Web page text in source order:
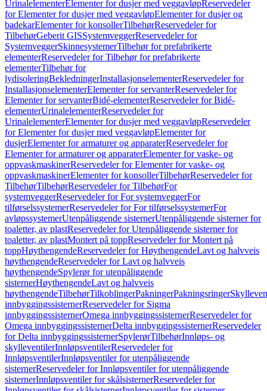
UrinalelementerElementer for dusjer med veggavløpReservedeler
for Elementer for dusjer med veggavløpElementer for dusjer og
badekarElementer for konsollerTilbehørReservedeler for
TilbehørGeberit GISSystemveggerReservedeler for
SystemveggerSkinnesystemerTilbehør for prefabrikerte
elementerReservedeler for Tilbehør for prefabrikerte
elementerTilbehør for
lydisoleringBekledningerInstallasjonselementerReservedeler for
InstallasjonselementerElementer for servanterReservedeler for
Elementer for servanterBidé-elementerReservedeler for Bidé-
elementerUrinalelementerReservedeler for
UrinalelementerElementer for dusjer med veggavløpReservedeler
for Elementer for dusjer med veggavløpElementer for
dusjerElementer for armaturer og apparaterReservedeler for
Elementer for armaturer og apparaterElementer for vaske- og
oppvaskmaskinerReservedeler for Elementer for vaske- og
oppvaskmaskinerElementer for konsollerTilbehørReservedeler for
TilbehørTilbehørReservedeler for TilbehørFor
systemveggerReservedeler for For systemveggerFor
tilførselssystemerReservedeler for For tilførselssystemerFor
avløpssystemerUtenpåliggende sisternerUtenpåliggende sisterner for
toaletter, av plastReservedeler for Utenpåliggende sisterner for
toaletter, av plastMontert på toppReservedeler for Montert på
toppHøythengendeReservedeler for HøythengendeLavt og halvveis
høythengendeReservedeler for Lavt og halvveis
høythengendeSpylerør for utenpåliggende
sisternerHøythengendeLavt og halvveis
høythengendeTilbehørTilkoblingerPakningerPakningsringer
innbyggingssisternerReservedeler for Sigma
innbyggingssisternerOmega innbyggingssisternerReservedeler for
Omega innbyggingssisternerDelta innbyggingssisternerReservedeler
for Delta innbyggingssisternerSpylerørTilbehørInnløps- og
skylleventilerInnløpsventilerReservedeler for
InnløpsventilerInnløpsventiler for utenpåliggende
sisternerReservedeler for Innløpsventiler for utenpåliggende
sisternerInnløpsventiler for skålsisternerReservedeler for